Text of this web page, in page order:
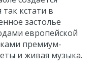
кстати в
застолье
европейской
премиум-
и живая музыка.